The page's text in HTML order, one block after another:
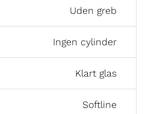
Uden greb
Ingen cylinder
Klart glas
Softline